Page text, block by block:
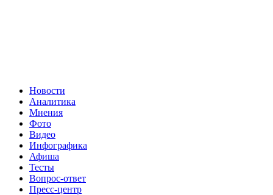
Новости
Аналитика
Мнения
Фото
Видео
Инфографика
Афиша
Тесты
Вопрос-ответ
Пресс-центр